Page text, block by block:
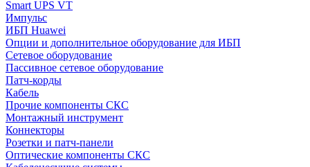
Smart UPS VT
Импульс
ИБП Huawei
Опции и дополнительное оборудование для ИБП
Сетевое оборудование
Пассивное сетевое оборудование
Патч-корды
Кабель
Прочие компоненты СКС
Монтажный инструмент
Коннекторы
Розетки и патч-панели
Оптические компоненты СКС